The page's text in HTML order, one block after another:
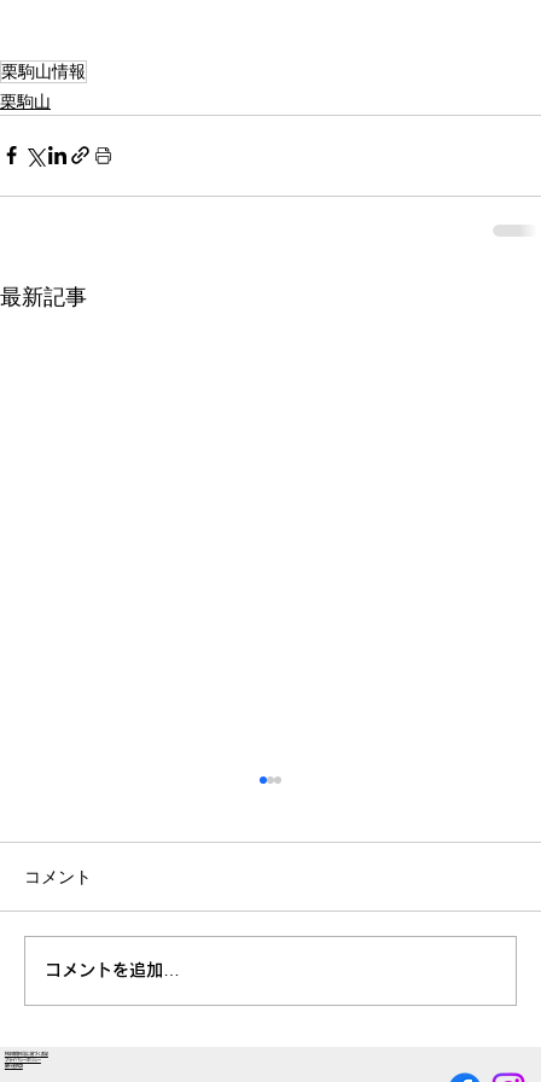
栗駒山情報
栗駒山
最新記事
笊森方面の様子
コメント
コメントを追加…
特定商取引法に基づく表記
プライバシーポリシー
旅行業約款